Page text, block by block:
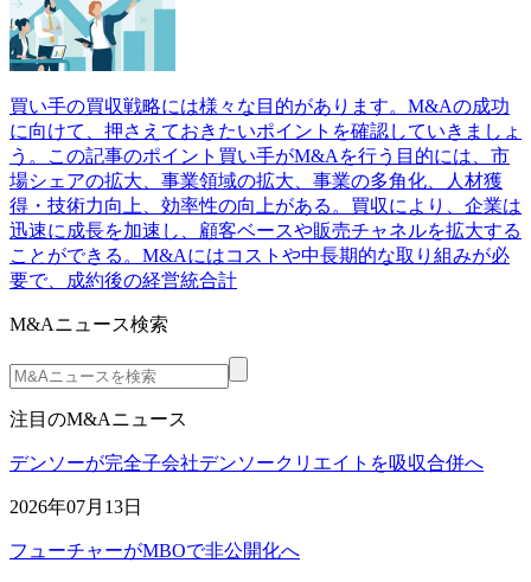
買い手の買収戦略には様々な目的があります。M&Aの成功
に向けて、押さえておきたいポイントを確認していきましょ
う。この記事のポイント買い手がM&Aを行う目的には、市
場シェアの拡大、事業領域の拡大、事業の多角化、人材獲
得・技術力向上、効率性の向上がある。買収により、企業は
迅速に成長を加速し、顧客ベースや販売チャネルを拡大する
ことができる。M&Aにはコストや中長期的な取り組みが必
要で、成約後の経営統合計
M&Aニュース検索
注目のM&Aニュース
デンソーが完全子会社デンソークリエイトを吸収合併へ
2026年07月13日
フューチャーがMBOで非公開化へ